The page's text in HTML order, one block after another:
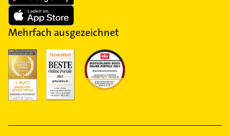
Mehrfach ausgezeichnet